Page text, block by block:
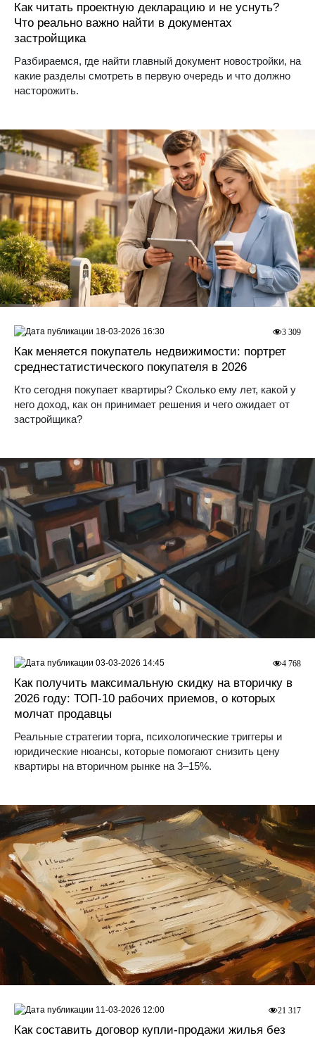
Как читать проектную декларацию и не уснуть?
Что реально важно найти в документах
застройщика
Разбираемся, где найти главный документ новостройки, на
какие разделы смотреть в первую очередь и что должно
насторожить.
Как меняется покупатель недвижимости: портрет
среднестатистического покупателя в 2026
Кто сегодня покупает квартиры? Сколько ему лет, какой у
него доход, как он принимает решения и чего ожидает от
застройщика?
3 309
18-03-2026 16:30
Как получить максимальную скидку на вторичку в
2026 году: ТОП-10 рабочих приемов, о которых
молчат продавцы
Реальные стратегии торга, психологические триггеры и
юридические нюансы, которые помогают снизить цену
квартиры на вторичном рынке на 3–15%.
4 768
03-03-2026 14:45
Как составить договор купли-продажи жилья без
21 317
11-03-2026 12:00